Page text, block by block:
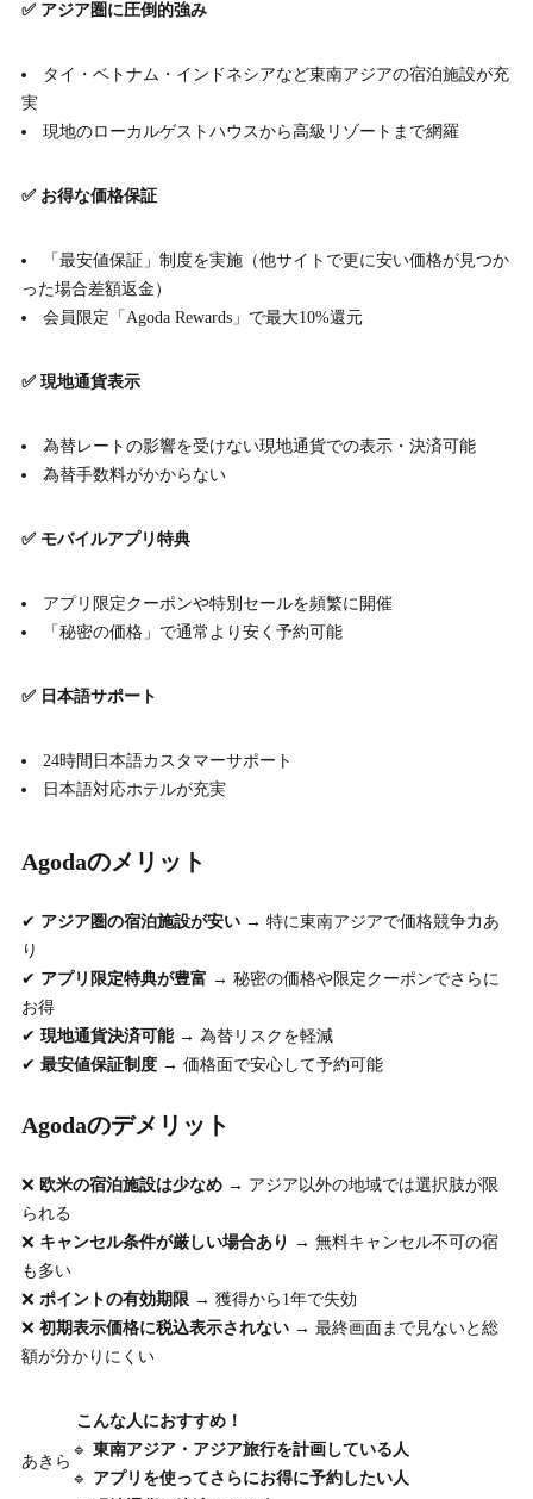
✅ アジア圏に圧倒的強み
タイ・ベトナム・インドネシアなど東南アジアの宿泊施設が充
実
現地のローカルゲストハウスから高級リゾートまで網羅
✅ お得な価格保証
「最安値保証」制度を実施（他サイトで更に安い価格が見つか
った場合差額返金）
会員限定「Agoda Rewards」で最大10%還元
✅ 現地通貨表示
為替レートの影響を受けない現地通貨での表示・決済可能
為替手数料がかからない
✅ モバイルアプリ特典
アプリ限定クーポンや特別セールを頻繁に開催
「秘密の価格」で通常より安く予約可能
✅ 日本語サポート
24時間日本語カスタマーサポート
日本語対応ホテルが充実
Agodaのメリット
✔ アジア圏の宿泊施設が安い→ 特に東南アジアで価格競争力あ
り
✔ アプリ限定特典が豊富 → 秘密の価格や限定クーポンでさらに
お得
✔ 現地通貨決済可能→ 為替リスクを軽減
✔ 最安値保証制度→ 価格面で安心して予約可能
Agodaのデメリット
❌ 欧米の宿泊施設は少なめ→ アジア以外の地域では選択肢が限
られる
❌ キャンセル条件が厳しい場合あり → 無料キャンセル不可の宿
も多い
❌ ポイントの有効期限 → 獲得から1年で失効
❌ 初期表示価格に税込表示されない→ 最終画面まで見ないと総
額が分かりにくい
あきら
こんな人におすすめ！
🔹 東南アジア・アジア旅行を計画している人
🔹 アプリを使ってさらにお得に予約したい人